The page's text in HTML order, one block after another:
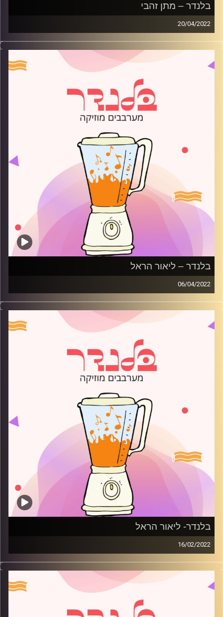
בלנדר – מתן זהבי
20/04/2022
מוזיקה קצבית חדשה עם מתן זהבי.
קרדיט תמונות:
AudioVersity
בלנדר – ליאור הראל
06/04/2022
מוזיקה קצבית חדשה עם ליאור הראל.
קרדיט תמונות:
AudioVersity
בלנדר- ליאור הראל
16/02/2022
מוזיקה קצבית חדשה עם ליאור הראל
קרדיט תמונות:
AudioVersity